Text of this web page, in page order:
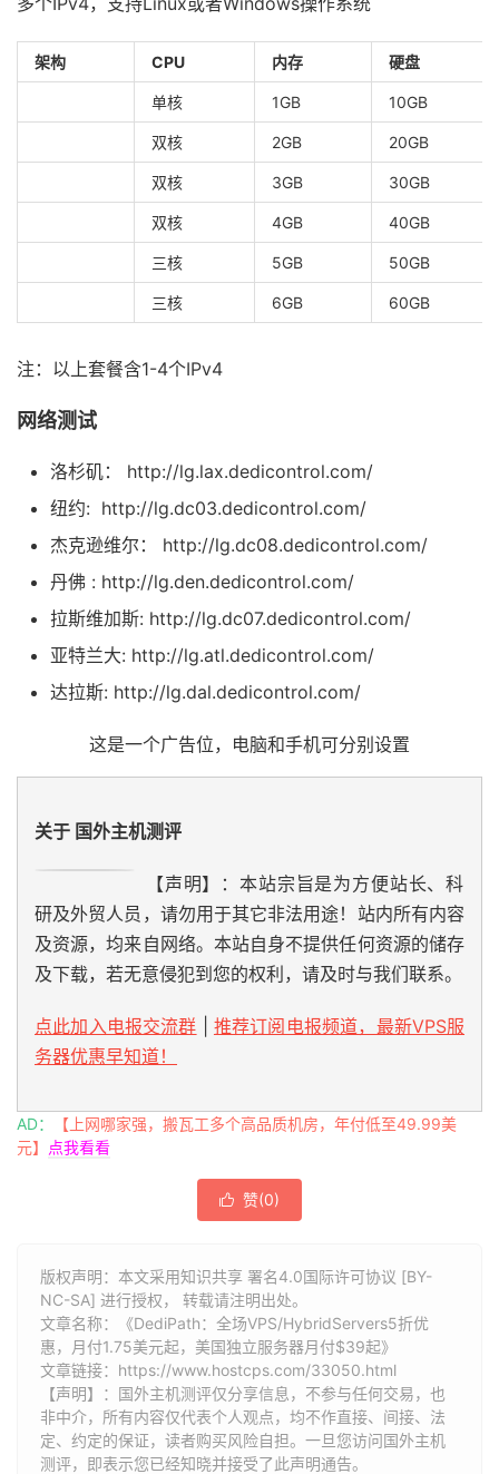
架构 CPU 内存 硬盘
单核 1GB 10GB
双核 2GB 20GB
双核 3GB 30GB
双核 4GB 40GB
三核 5GB 50GB
三核 6GB 60GB
注：以上套餐含1-4个IPv4
网络测试
洛杉矶： http://lg.lax.dedicontrol.com/
纽约: http://lg.dc03.dedicontrol.com/
杰克逊维尔： http://lg.dc08.dedicontrol.com/
丹佛 : http://lg.den.dedicontrol.com/
拉斯维加斯: http://lg.dc07.dedicontrol.com/
亚特兰大: http://lg.atl.dedicontrol.com/
达拉斯: http://lg.dal.dedicontrol.com/
这是一个广告位，电脑和手机可分别设置
关于 国外主机测评
【声明】：本站宗旨是为方便站长、科
研及外贸人员，请勿用于其它非法用途！站内所有内容
及资源，均来自网络。本站自身不提供任何资源的储存
及下载，若无意侵犯到您的权利，请及时与我们联系。
点此加入电报交流群
推荐订阅电报频道，最新VPS服
务器优惠早知道！
AD：
【上网哪家强，搬瓦工多个高品质机房，年付低至49.99美
元】
点我看看
 赞(0)
版权声明：本文采用知识共享 署名4.0国际许可协议 [BY-
NC-SA] 进行授权， 转载请注明出处。
文章名称：《DediPath：全场VPS/HybridServers5折优
惠，月付1.75美元起，美国独立服务器月付$39起》
文章链接： https://www.hostcps.com/33050.html
【声明】：国外主机测评仅分享信息，不参与任何交易，也
非中介，所有内容仅代表个人观点，均不作直接、间接、法
定、约定的保证，读者购买风险自担。一旦您访问国外主机
测评，即表示您已经知晓并接受了此声明通告。